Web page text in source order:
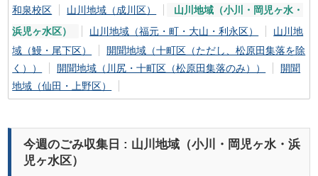
和泉校区
山川地域（成川区）
山川地域（小川・岡児ヶ水・
浜児ヶ水区）
山川地域（福元・町・大山・利永区）
山川地
域（鰻・尾下区）
開聞地域（十町区（ただし、松原田集落を除
く））
開聞地域（川尻・十町区（松原田集落のみ））
開聞
地域（仙田・上野区）
今週のごみ収集日 : 山川地域（小川・岡児ヶ水・浜
児ヶ水区）